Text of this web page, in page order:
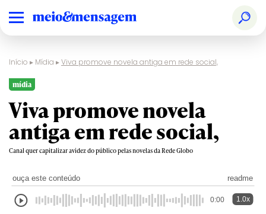
Início ▸ Mídia ▸Viva promove novela antiga em rede social,
mídia
Viva promove novela
antiga em rede social,
Canal quer capitalizar avidez do público pelas novelas da Rede Globo
ouça este conteúdo readme
0:00 1.0x